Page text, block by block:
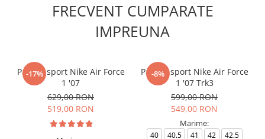
FRECVENT CUMPARATE
IMPREUNA
-17%
Pantofi sport Nike Air Force
1 '07
629,00 RON
519,00 RON
-8%
Pantofi sport Nike Air Force
1 '07 Trk3
599,00 RON
549,00 RON
Marime:
40 40.5 41 42
42.5